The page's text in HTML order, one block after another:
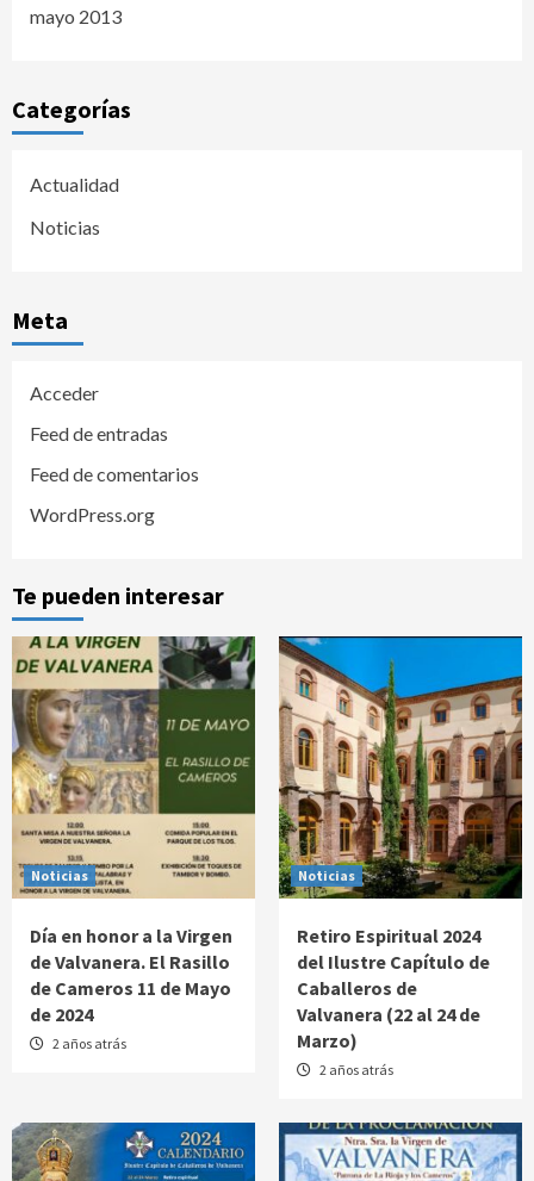
mayo 2013
Categorías
Actualidad
Noticias
Meta
Acceder
Feed de entradas
Feed de comentarios
WordPress.org
Te pueden interesar
Noticias
Día en honor a la Virgen
de Valvanera. El Rasillo
de Cameros 11 de Mayo
de 2024
2 años atrás
Noticias
Retiro Espiritual 2024
del Ilustre Capítulo de
Caballeros de
Valvanera (22 al 24 de
Marzo)
2 años atrás